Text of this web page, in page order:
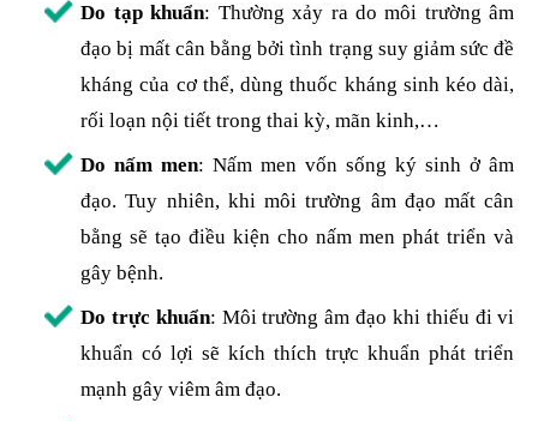
Do tạp khuẩn: Thường xảy ra do môi trường âm
đạo bị mất cân bằng bởi tình trạng suy giảm sức đề
kháng của cơ thể, dùng thuốc kháng sinh kéo dài,
rối loạn nội tiết trong thai kỳ, mãn kinh,…
Do nấm men: Nấm men vốn sống ký sinh ở âm
đạo. Tuy nhiên, khi môi trường âm đạo mất cân
bằng sẽ tạo điều kiện cho nấm men phát triển và
gây bệnh.
Do trực khuẩn: Môi trường âm đạo khi thiếu đi vi
khuẩn có lợi sẽ kích thích trực khuẩn phát triển
mạnh gây viêm âm đạo.